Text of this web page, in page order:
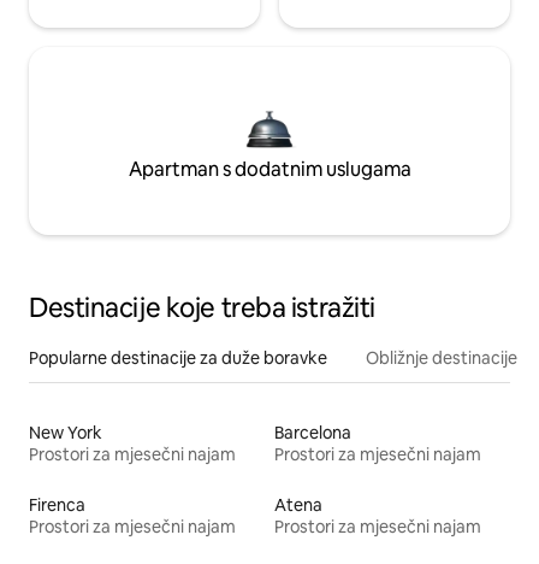
Apartman s dodatnim uslugama
Destinacije koje treba istražiti
Popularne destinacije za duže boravke Obližnje destinacije
New York
Prostori za mjesečni najam
Barcelona
Prostori za mjesečni najam
Firenca
Prostori za mjesečni najam
Atena
Prostori za mjesečni najam